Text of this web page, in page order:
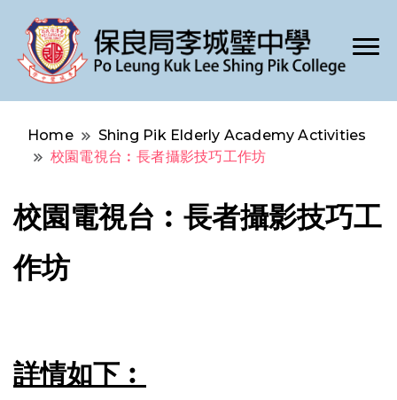
Po Leung Kuk Lee Shing Pik College
Home
Shing Pik Elderly Academy Activities
校園電視台︰長者攝影技巧工作坊
校園電視台︰長者攝影技巧工
作坊
詳情如下︰